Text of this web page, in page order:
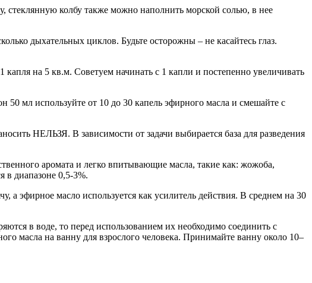
стеклянную колбу также можно наполнить морской солью, в нее
дыхательных циклов. Будьте осторожны – не касайтесь глаз.
на 5 кв.м. Советуем начинать с 1 капли и постепенно увеличивать
50 мл используйте от 10 до 30 капель эфирного масла и смешайте с
НЕЛЬЗЯ. В зависимости от задачи выбирается база для разведения
аромата и легко впитывающие масла, такие как: жожоба,
в диапазоне 0,5-3%.
эфирное масло используется как усилитель действия. В среднем на 30
в воде, то перед использованием их необходимо соединить с
масла на ванну для взрослого человека. Принимайте ванну около 10–